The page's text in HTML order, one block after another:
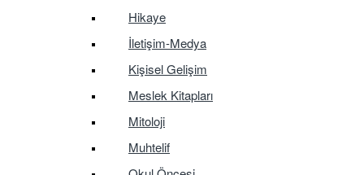
Hikaye
İletişim-Medya
Kişisel Gelişim
Meslek Kitapları
Mitoloji
Muhtelif